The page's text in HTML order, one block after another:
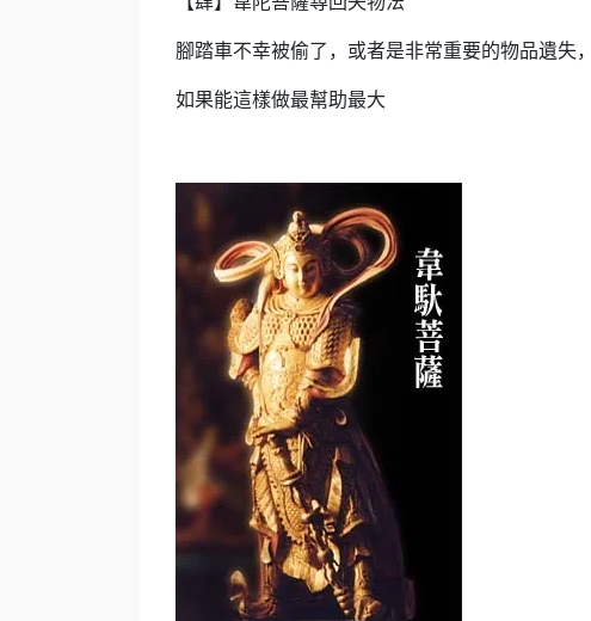
腳踏車不幸被偷了，或者是非常重要的物品遺失
如果能這樣做最幫助最大